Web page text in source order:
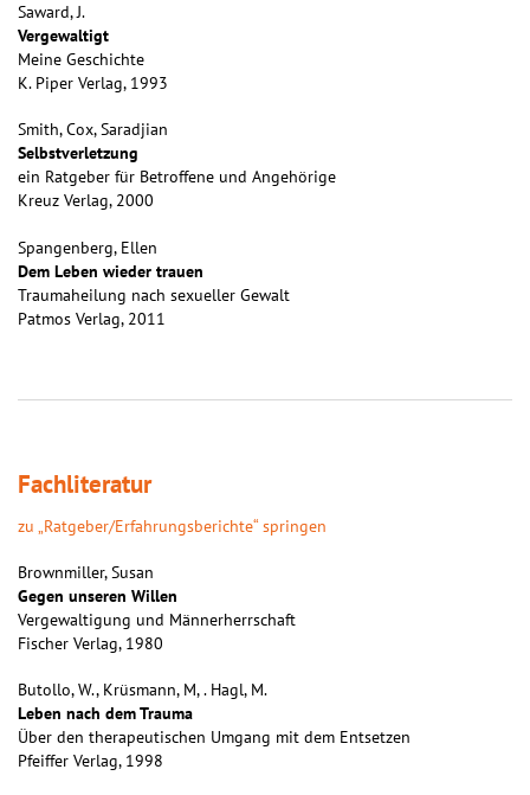
Saward, J.
Vergewaltigt
Meine Geschichte
K. Piper Verlag, 1993
Smith, Cox, Saradjian
Selbstverletzung
ein Ratgeber für Betroffene und Angehörige
Kreuz Verlag, 2000
Spangenberg, Ellen
Dem Leben wieder trauen
Traumaheilung nach sexueller Gewalt
Patmos Verlag, 2011
Fachliteratur
zu „Ratgeber/Erfahrungsberichte“ springen
Brownmiller, Susan
Gegen unseren Willen
Vergewaltigung und Männerherrschaft
Fischer Verlag, 1980
Butollo, W., Krüsmann, M, . Hagl, M.
Leben nach dem Trauma
Über den therapeutischen Umgang mit dem Entsetzen
Pfeiffer Verlag, 1998